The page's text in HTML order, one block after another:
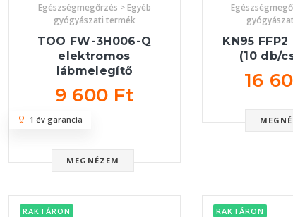
Egészségmegőrzés > Egyéb
gyógyászati termék
TOO FW-3H006-Q
elektromos
lábmelegítő
9 600 Ft
MEGNÉZEM
1 év garancia
KN95
(10 db/
16
RAKTÁRON RAKTÁRON